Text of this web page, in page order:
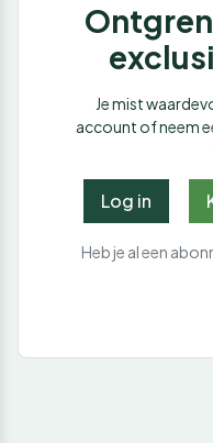
Je mist
account of neem
Log in
Heb je al een